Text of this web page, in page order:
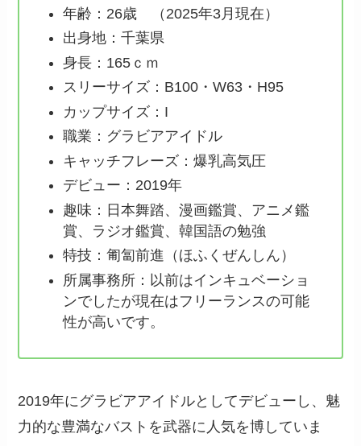
年齢：26歳 （2025年3月現在）
出身地：千葉県
身長：165ｃｍ
スリーサイズ：B100・W63・H95
カップサイズ：I
職業：グラビアアイドル
キャッチフレーズ：爆乳高気圧
デビュー：2019年
趣味：日本舞踏、漫画鑑賞、アニメ鑑
賞、ラジオ鑑賞、韓国語の勉強
特技：匍匐前進（ほふくぜんしん）
所属事務所：以前はインキュベーショ
ンでしたが現在はフリーランスの可能
性が高いです。
2019年にグラビアアイドルとしてデビューし、魅
力的な豊満なバストを武器に人気を博していま